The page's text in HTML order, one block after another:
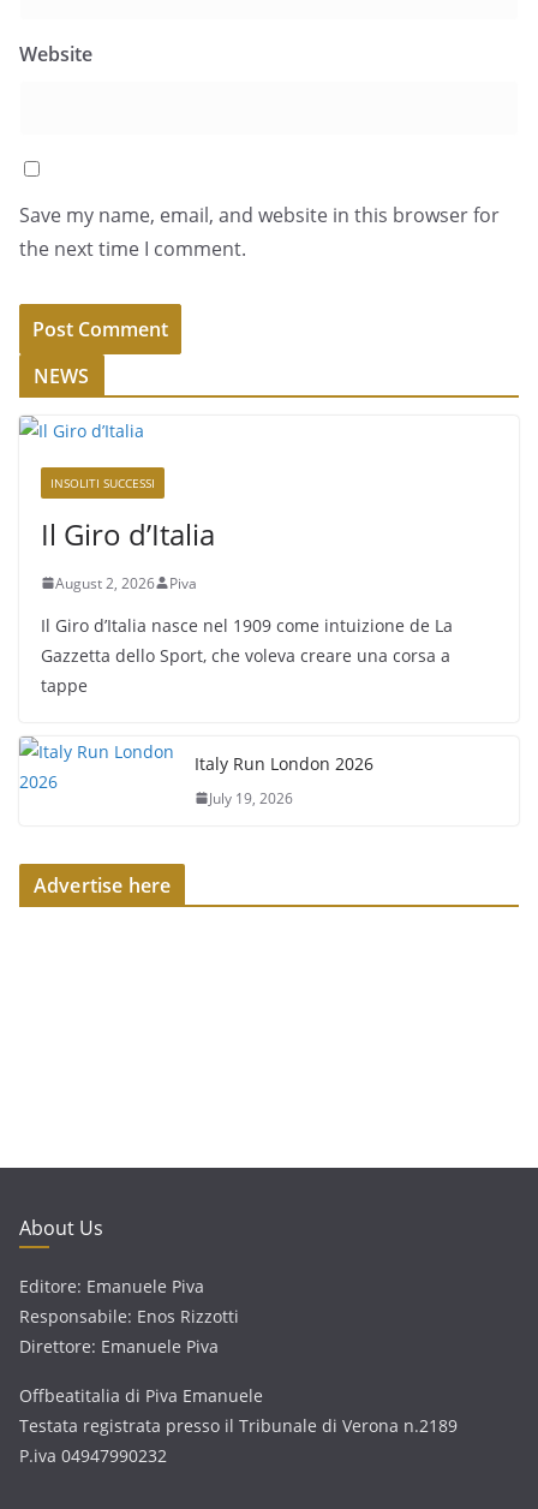
Website
Save my name, email, and website in this browser for
the next time I comment.
NEWS
INSOLITI SUCCESSI
Il Giro d’Italia
August 2, 2026 Piva
Il Giro d’Italia nasce nel 1909 come intuizione de La
Gazzetta dello Sport, che voleva creare una corsa a
tappe
Italy Run London 2026
July 19, 2026
Advertise here
About Us
Editore: Emanuele Piva
Responsabile: Enos Rizzotti
Direttore: Emanuele Piva
Offbeatitalia di Piva Emanuele
Testata registrata presso il Tribunale di Verona n.2189
P.iva 04947990232